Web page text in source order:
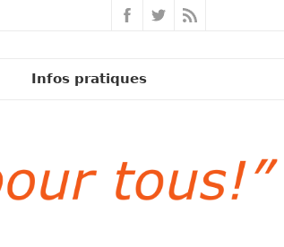
Infos pratiques